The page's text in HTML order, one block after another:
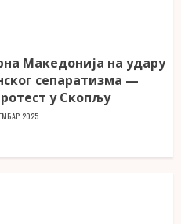
Македонија на удару
сепаратизма —
у Скопљу
2025.